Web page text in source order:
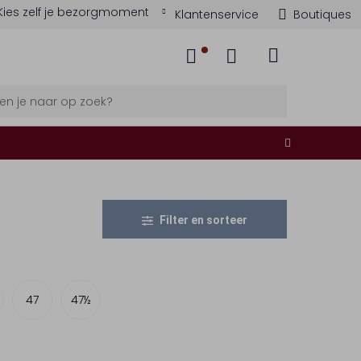
zelf je bezorgmoment Klantenservice Boutiques
Filter en sorteer
47 47½